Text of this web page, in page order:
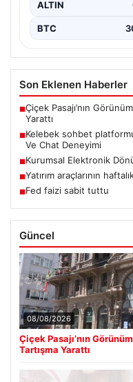
ALTIN
BTC
Son Eklenen Haberler
■Çiçek Pasajı’nın
Yarattı
■Kelebek sohbet
Ve Chat Deneyimi
■Kurumsal Elektronik
■Yatırım araçlarının
■Fed faizi sabit tuttu
Güncel
08/08/2026
Çiçek Pasajı’nın
Tartışma Yarattı